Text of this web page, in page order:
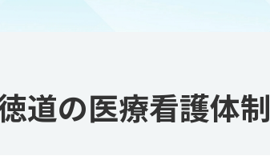
道の医療看護体制